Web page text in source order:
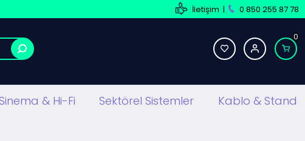
İletişim | 0 850 255 87 78
0
& Hi-Fi Sektörel Sistemler Kablo & Stand